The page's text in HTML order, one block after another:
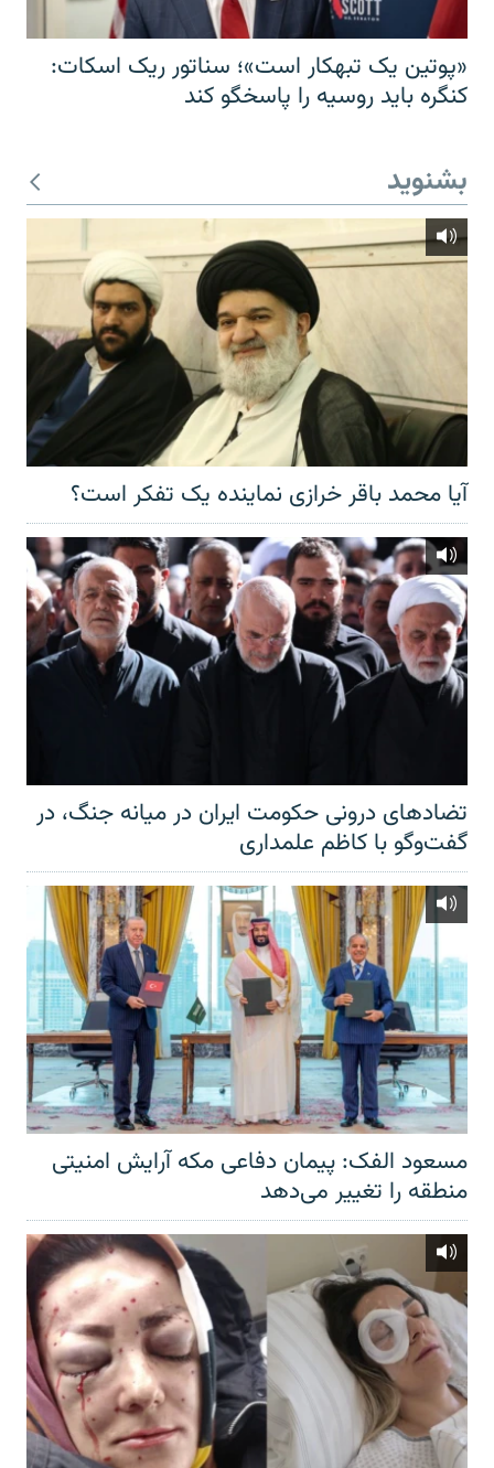
«پوتین یک تبهکار است»؛ سناتور ریک اسکات:
کنگره باید روسیه را پاسخگو کند
بشنوید
آیا محمد باقر خرازی نماینده یک تفکر است؟
تضادهای درونی حکومت ایران در میانه جنگ، در
گفت‌‌وگو با کاظم علمداری
مسعود الفک: پیمان دفاعی مکه آرایش امنیتی
منطقه را تغییر می‌دهد